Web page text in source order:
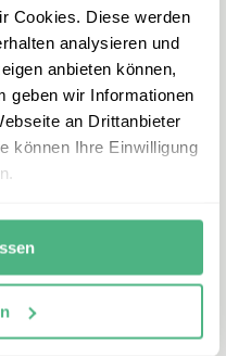
Cookies. Diese werden
analysieren und
anbieten können,
geben wir Informationen
an Drittanbieter
können Ihre Einwilligung